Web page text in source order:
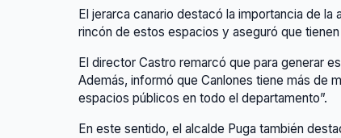
El jerarca canario destacó la importancia de
rincón de estos espacios y aseguró que
El director Castro remarcó que para generar
Además, informó que Canlones tiene más de
espacios públicos en todo el departamento”.
En este sentido, el alcalde Puga también